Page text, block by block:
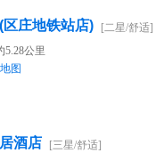
庄地铁站店)
[二星/舒适]
5.28公里
地图
酒店
[三星/舒适]